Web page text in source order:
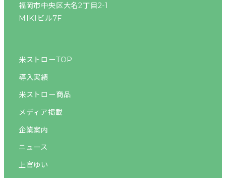
福岡市中央区大名2丁目2-1
MIKIビル7F
米ストローTOP
導入実績
米ストロー商品
メディア掲載
企業案内
ニュース
上官ゆい